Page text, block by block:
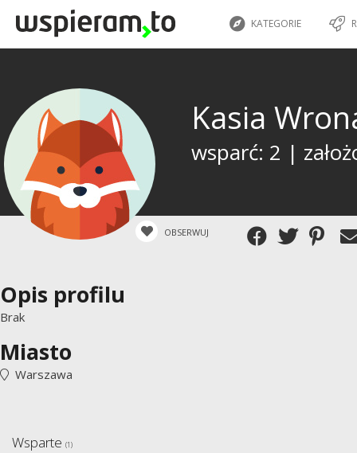
KATEGORIE
Kasia
wsparć: 2 |
OBSERWUJ
Opis profilu
Brak
Miasto
Warszawa
Wsparte (1)